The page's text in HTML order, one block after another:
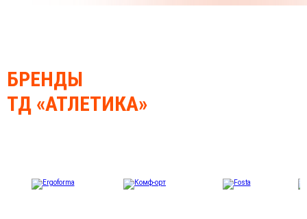
БРЕНДЫ
ТД «АТЛЕТИКА»